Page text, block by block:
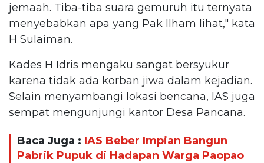
jemaah. Tiba-tiba suara gemuruh itu ternyata
menyebabkan apa yang Pak Ilham lihat," kata
H Sulaiman.
Kades H Idris mengaku sangat bersyukur
karena tidak ada korban jiwa dalam kejadian.
Selain menyambangi lokasi bencana, IAS juga
sempat mengunjungi kantor Desa Pancana.
Baca Juga : IAS Beber Impian Bangun
Pabrik Pupuk di Hadapan Warga Paopao